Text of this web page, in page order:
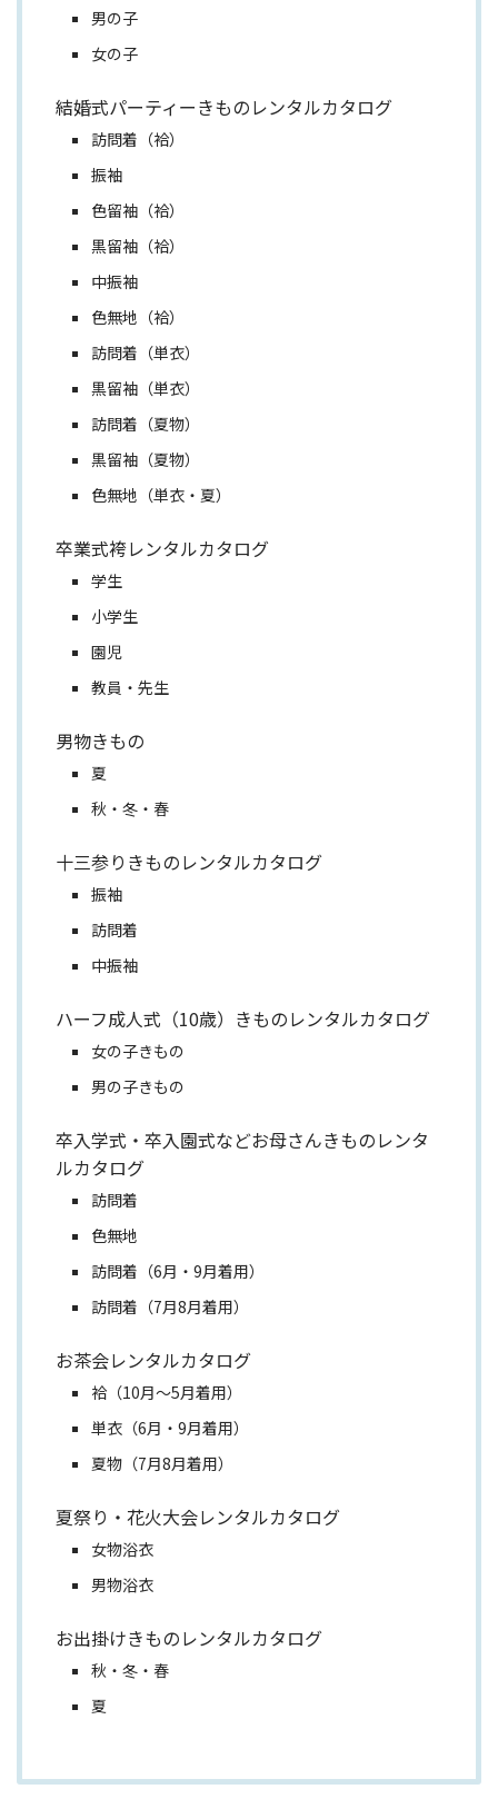
男の子
女の子
結婚式パーティーきものレンタルカタログ
訪問着（袷）
振袖
色留袖（袷）
黒留袖（袷）
中振袖
色無地（袷）
訪問着（単衣）
黒留袖（単衣）
訪問着（夏物）
黒留袖（夏物）
色無地（単衣・夏）
卒業式袴レンタルカタログ
学生
小学生
園児
教員・先生
男物きもの
夏
秋・冬・春
十三参りきものレンタルカタログ
振袖
訪問着
中振袖
ハーフ成人式（10歳）きものレンタルカタログ
女の子きもの
男の子きもの
卒入学式・卒入園式などお母さんきものレンタ
ルカタログ
訪問着
色無地
訪問着（6月・9月着用）
訪問着（7月8月着用）
お茶会レンタルカタログ
袷（10月～5月着用）
単衣（6月・9月着用）
夏物（7月8月着用）
夏祭り・花火大会レンタルカタログ
女物浴衣
男物浴衣
お出掛けきものレンタルカタログ
秋・冬・春
夏